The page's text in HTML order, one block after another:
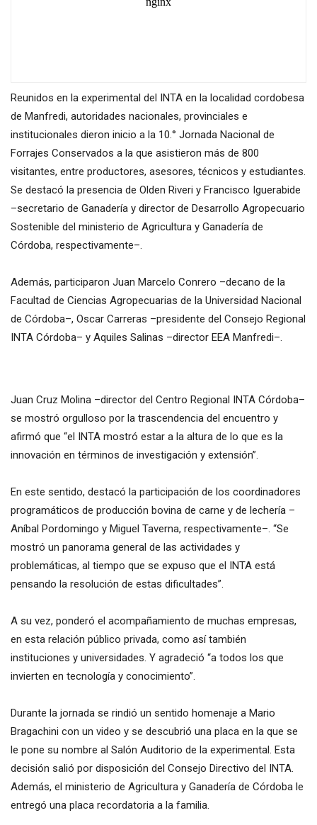
Reunidos en la experimental del INTA en la localidad cordobesa
de Manfredi, autoridades nacionales, provinciales e
institucionales dieron inicio a la 10.° Jornada Nacional de
Forrajes Conservados a la que asistieron más de 800
visitantes, entre productores, asesores, técnicos y estudiantes.
Se destacó la presencia de Olden Riveri y Francisco Iguerabide
–secretario de Ganadería y director de Desarrollo Agropecuario
Sostenible del ministerio de Agricultura y Ganadería de
Córdoba, respectivamente–.
Además, participaron Juan Marcelo Conrero –decano de la
Facultad de Ciencias Agropecuarias de la Universidad Nacional
de Córdoba–, Oscar Carreras –presidente del Consejo Regional
INTA Córdoba– y Aquiles Salinas –director EEA Manfredi–.
Juan Cruz Molina –director del Centro Regional INTA Córdoba–
se mostró orgulloso por la trascendencia del encuentro y
afirmó que “el INTA mostró estar a la altura de lo que es la
innovación en términos de investigación y extensión”.
En este sentido, destacó la participación de los coordinadores
programáticos de producción bovina de carne y de lechería –
Aníbal Pordomingo y Miguel Taverna, respectivamente–. “Se
mostró un panorama general de las actividades y
problemáticas, al tiempo que se expuso que el INTA está
pensando la resolución de estas dificultades”.
A su vez, ponderó el acompañamiento de muchas empresas,
en esta relación público privada, como así también
instituciones y universidades. Y agradeció “a todos los que
invierten en tecnología y conocimiento”.
Durante la jornada se rindió un sentido homenaje a Mario
Bragachini con un video y se descubrió una placa en la que se
le pone su nombre al Salón Auditorio de la experimental. Esta
decisión salió por disposición del Consejo Directivo del INTA.
Además, el ministerio de Agricultura y Ganadería de Córdoba le
entregó una placa recordatoria a la familia.